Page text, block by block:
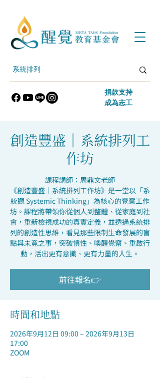
​捐款支持
​成為志工
創造豐盛｜系統排列工
作坊
課程講師：周鼎文老師
《創造豐盛｜系統排列工作坊》是一堂以「系
統觀 Systemic Thinking」為核心的覺察工作
坊。課程將帶領你從個人到整體、從家庭到社
會，重新檢視成功的真實定義，並透過系統排
列的創造性思維，看見那些限制生命發展的盲
點與未竟之事，突破慣性、喚醒覺察、重啟行
動，活出更有意識、更有力量的人生。
前往報名👉
時間和地點
2026年9月12日 09:00 – 2026年9月13日
17:00
ZOOM